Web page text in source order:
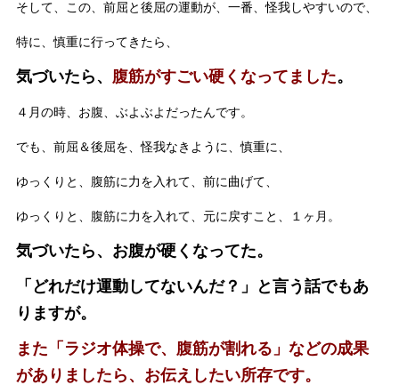
そして、この、前屈と後屈の運動が、一番、怪我しやすいので、
特に、慎重に行ってきたら、
気づいたら、 腹筋がすごい硬くなってました。
４月の時、お腹、ぶよぶよだったんです。
でも、前屈＆後屈を、怪我なきように、慎重に、
ゆっくりと、腹筋に力を入れて、前に曲げて、
ゆっくりと、腹筋に力を入れて、元に戻すこと、１ヶ月。
気づいたら、お腹が硬くなってた。
「どれだけ運動してないんだ？」と言う話でもあ
りますが。
また「ラジオ体操で、腹筋が割れる」などの成果
がありましたら、お伝えしたい所存です。